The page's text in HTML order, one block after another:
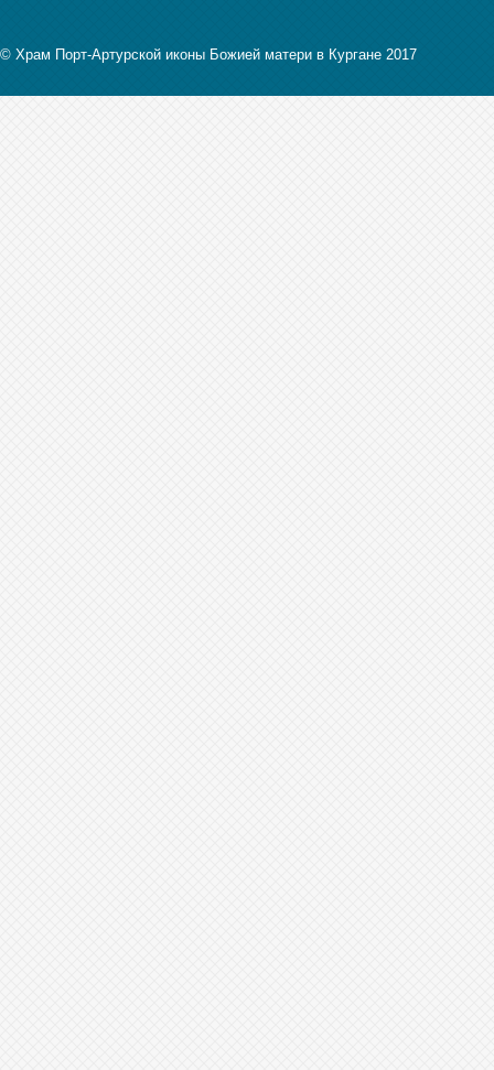
© Храм Порт-Артурской иконы Божией матери в Кургане 2017